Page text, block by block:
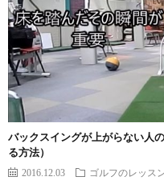
バックスイングが上がらない人
る方法）
2016.12.03 ゴルフのレッス